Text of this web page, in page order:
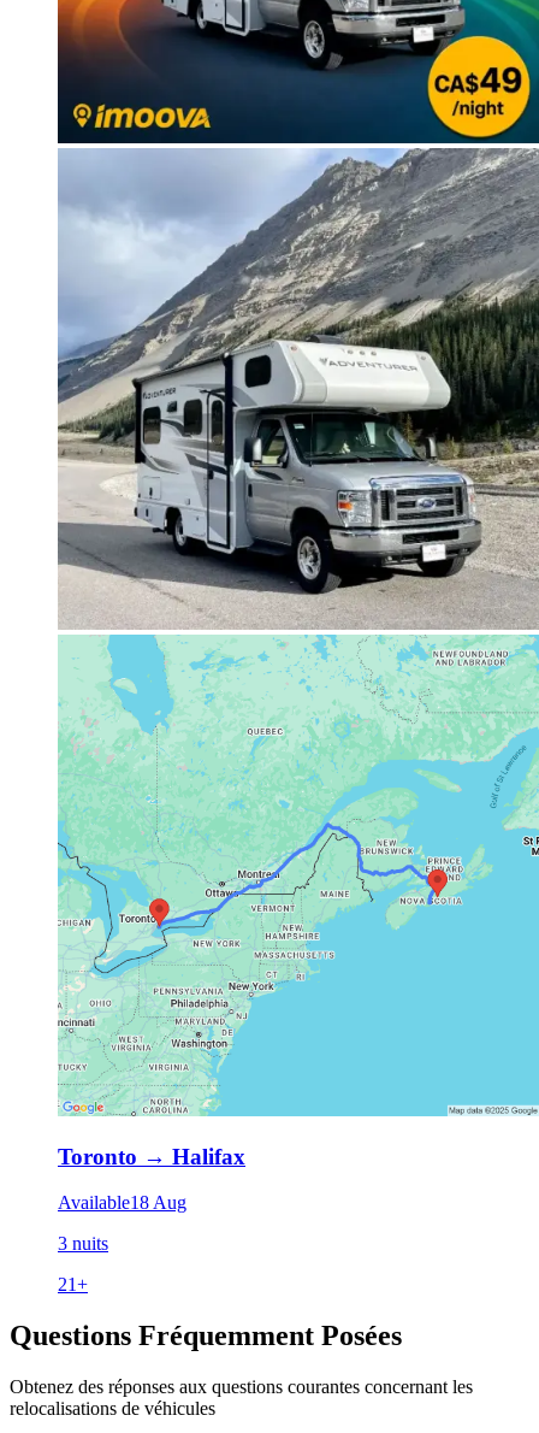
Toronto → Halifax
Available18 Aug
3 nuits
21+
Questions Fréquemment Posées
Obtenez des réponses aux questions courantes concernant les
relocalisations de véhicules